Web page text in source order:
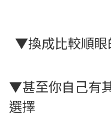
▼換成比較順眼
▼甚至你自己有
選擇